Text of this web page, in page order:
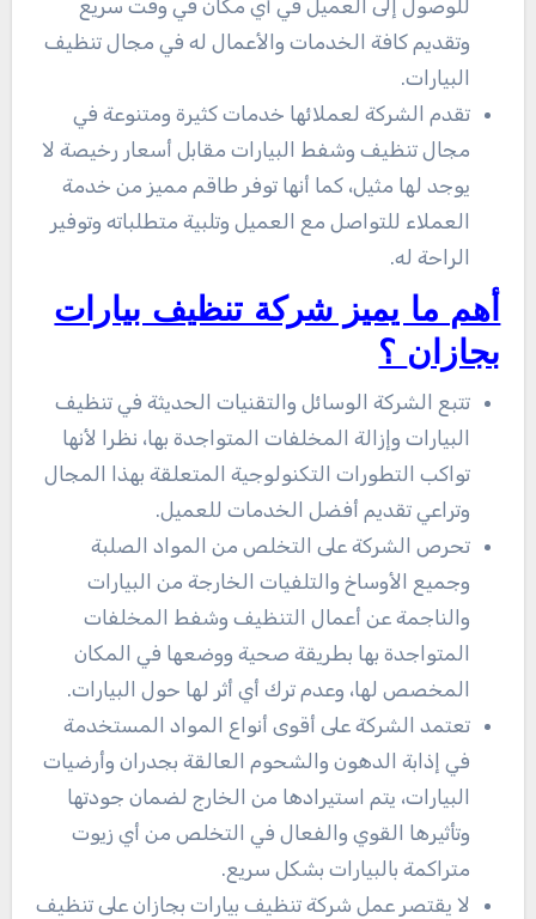
للوصول إلى العميل في أي مكان في وقت سريع
وتقديم كافة الخدمات والأعمال له في مجال تنظيف
البيارات.
تقدم الشركة لعملائها خدمات كثيرة ومتنوعة في
مجال تنظيف وشفط البيارات مقابل أسعار رخيصة لا
يوجد لها مثيل، كما أنها توفر طاقم مميز من خدمة
العملاء للتواصل مع العميل وتلبية متطلباته وتوفير
الراحة له.
أهم ما يميز شركة تنظيف بيارات
بجازان ؟
تتبع الشركة الوسائل والتقنيات الحديثة في تنظيف
البيارات وإزالة المخلفات المتواجدة بها، نظرا لأنها
تواكب التطورات التكنولوجية المتعلقة بهذا المجال
وتراعي تقديم أفضل الخدمات للعميل.
تحرص الشركة على التخلص من المواد الصلبة
وجميع الأوساخ والتلفيات الخارجة من البيارات
والناجمة عن أعمال التنظيف وشفط المخلفات
المتواجدة بها بطريقة صحية ووضعها في المكان
المخصص لها، وعدم ترك أي أثر لها حول البيارات.
تعتمد الشركة على أقوى أنواع المواد المستخدمة
في إذابة الدهون والشحوم العالقة بجدران وأرضيات
البيارات، يتم استيرادها من الخارج لضمان جودتها
وتأثيرها القوي والفعال في التخلص من أي زيوت
متراكمة بالبيارات بشكل سريع.
لا يقتصر عمل شركة تنظيف بيارات بجازان على تنظيف